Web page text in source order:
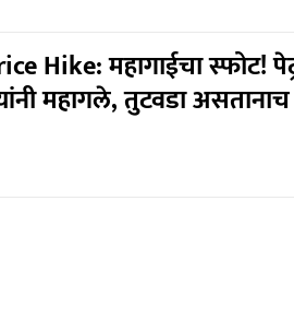
Hike: महागाईचा स्फोट!
महागले, तुटवडा असतानाच